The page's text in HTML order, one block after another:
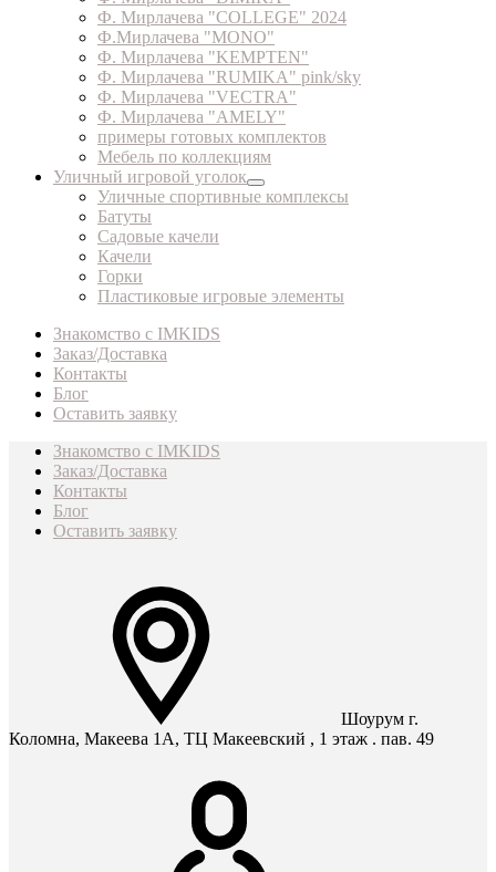
Ф. Мирлачева "COLLEGE" 2024
Ф.Мирлачева "MONO"
Ф. Мирлачева "KEMPTEN"
Ф. Мирлачева "RUMIKA" pink/sky
Ф. Мирлачева "VECTRA"
Ф. Мирлачева "AMELY"
примеры готовых комплектов
Мебель по коллекциям
Уличный игровой уголок
Уличные спортивные комплексы
Батуты
Садовые качели
Качели
Горки
Пластиковые игровые элементы
Знакомство с IMKIDS
Заказ/Доставка
Контакты
Блог
Оставить заявку
Знакомство с IMKIDS
Заказ/Доставка
Контакты
Блог
Оставить заявку
Шоурум г.
Коломна, Макеева 1А, ТЦ Макеевский , 1 этаж . пав. 49